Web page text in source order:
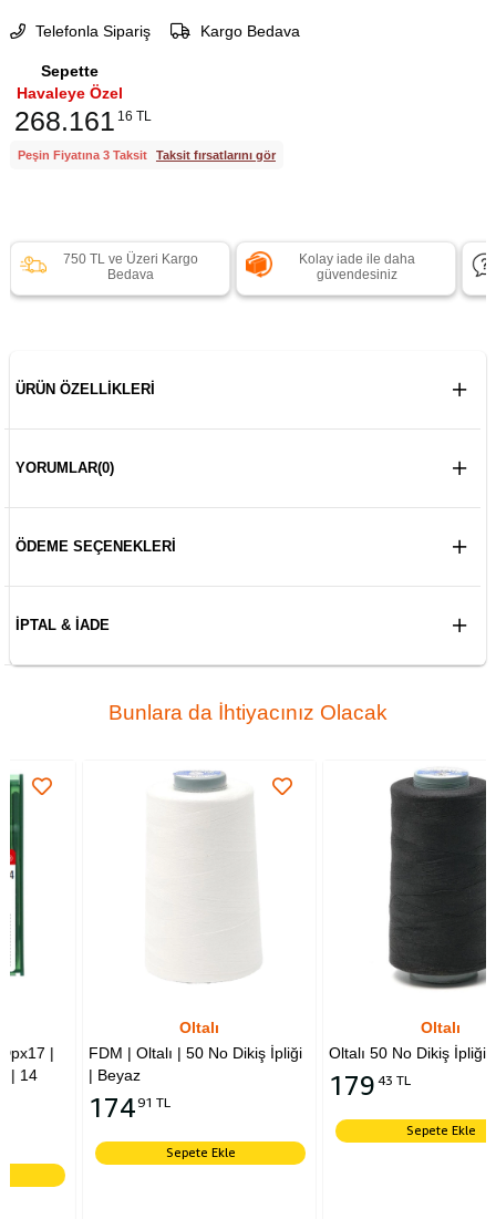
Telefonla Sipariş Kargo Bedava
Sepette
Havaleye Özel
268.161 16 TL
Peşin Fiyatına 3 Taksit Taksit fırsatlarını gör
750 TL ve Üzeri Kargo
Bedava
Kolay iade ile daha
güvendesiniz
ÜRÜN ÖZELLIKLERI
YORUMLAR(0)
ÖDEME SEÇENEKLERI
İPTAL & İADE
Bunlara da İhtiyacınız Olacak
FDM | Oltalı | 50 No Dikiş İpliği
| Beyaz
91 TL
Sepete Ekle
Oltalı 50 No Dikiş İpliği Siyah
43 TL
Sepete Ekle